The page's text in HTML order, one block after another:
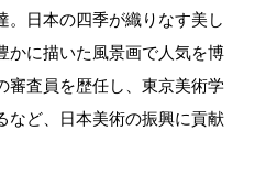
。日本の四季が織りなす美し
かに描いた風景画で人気を博
審査員を歴任し、東京美術学
など、日本美術の振興に貢献